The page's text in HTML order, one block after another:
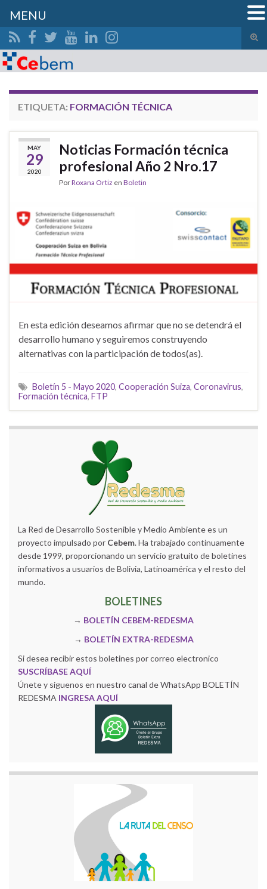
el
Search for:
ETIQUETA: FORMACIÓN TÉCNICA
MAY
29
2020
Noticias Formación técnica
profesional Año 2 Nro.17
PorRoxana Ortiz en Boletin
En esta edición deseamos afirmar que no se detendrá el
desarrollo humano y seguiremos construyendo
alternativas con la participación de todos(as).
Boletín 5 - Mayo 2020, Cooperación Suiza, Coronavirus,
Formación técnica, FTP
La Red de Desarrollo Sostenible y Medio Ambiente es un
proyecto impulsado por Cebem. Ha trabajado continuamente
desde 1999, proporcionando un servicio gratuito de boletines
informativos a usuarios de Bolivia, Latinoamérica y el resto del
mundo.
BOLETINES
→ BOLETÍN CEBEM-REDESMA
→ BOLETÍN EXTRA-REDESMA
Si desea recibir estos boletines por correo electronico
SUSCRÍBASE AQUÍ
Únete y siguenos en nuestro canal de WhatsApp BOLETÍN
REDESMA INGRESA AQUÍ
MENU